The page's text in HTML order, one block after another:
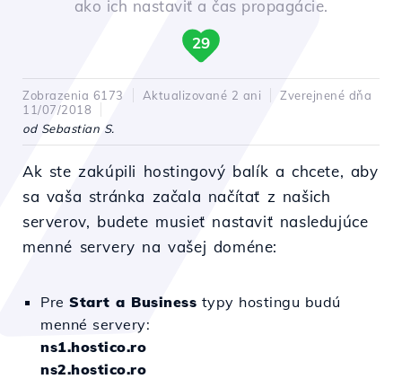
ako ich nastaviť a čas propagácie.
29
Zobrazenia 6173 Aktualizované 2 ani
Zverejnené dňa
11/07/2018
od Sebastian S.
Ak ste zakúpili hostingový balík a chcete, aby
sa vaša stránka začala načítať z našich
serverov, budete musieť nastaviť nasledujúce
menné servery na vašej doméne:
Pre Start a Business typy hostingu budú
menné servery:
ns1.hostico.ro
ns2.hostico.ro